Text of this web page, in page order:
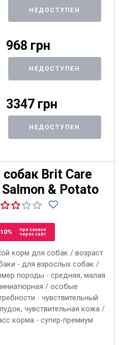
НЕДОСТУПЕН
968 грн
НЕДОСТУПЕН
3347 грн
НЕДОСТУПЕН
Brit Care
& Potato
при заказе
через сайт
корм для собак / возраст
- для взрослых собак /
породы - средняя, малая
/ особые
- чувствительный
чувствительная кожа /
корма - супер-премиум